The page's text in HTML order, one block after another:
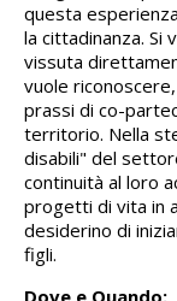
questa
la cittadinanza. Si
vissuta
vuole
prassi di co-
territorio. Nella
disabili" del
continuità al loro
progetti di vita in
desiderino di
figli.
Dove e Quando: